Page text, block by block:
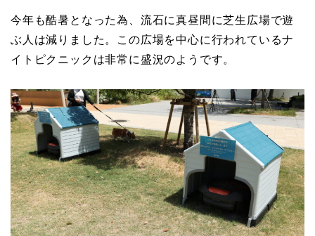
今年も酷暑となった為、流石に真昼間に芝生広場で遊
ぶ人は減りました。この広場を中心に行われているナ
イトピクニックは非常に盛況のようです。